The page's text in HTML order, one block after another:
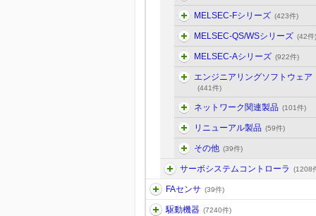
MELSEC-Fシリーズ (423件)
MELSEC-QS/WSシリーズ (42件)
MELSEC-Aシリーズ (922件)
エンジニアリングソフトウェア
(441件)
ネットワーク関連製品 (101件)
リニューアル製品 (59件)
その他 (39件)
サーボシステムコントローラ (1208
FAセンサ (39件)
駆動機器 (7240件)